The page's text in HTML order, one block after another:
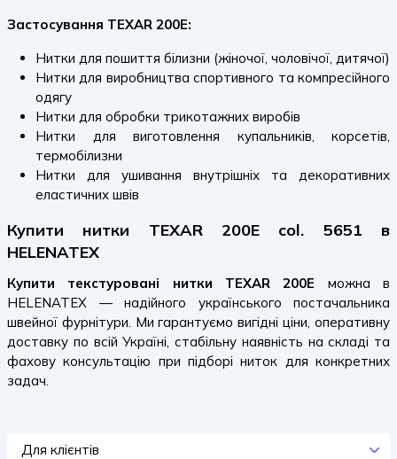
Застосування TEXAR 200E:
Нитки для пошиття білизни (жіночої, чоловічої, дитячої)
Нитки для виробництва спортивного та компресійного
одягу
Нитки для обробки трикотажних виробів
Нитки для виготовлення купальників, корсетів,
термобілизни
Нитки для ушивання внутрішніх та декоративних
еластичних швів
Купити нитки TEXAR 200E col. 5651 в
HELENATEX
Купити текстуровані нитки TEXAR 200E можна в
HELENATEX — надійного українського постачальника
швейної фурнітури. Ми гарантуємо вигідні ціни, оперативну
доставку по всій Україні, стабільну наявність на складі та
фахову консультацію при підборі ниток для конкретних
задач.
Для клієнтів